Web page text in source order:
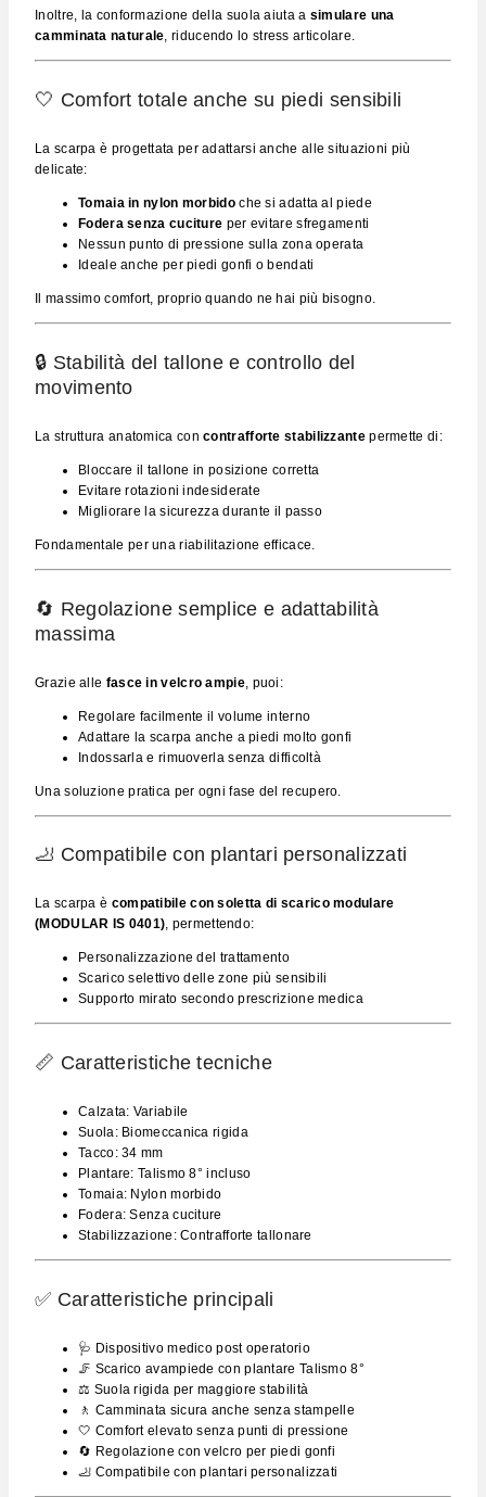
Inoltre, la conformazione della suola aiuta a simulare una
camminata naturale, riducendo lo stress articolare.
🤍 Comfort totale anche su piedi sensibili
La scarpa è progettata per adattarsi anche alle situazioni più
delicate:
Tomaia in nylon morbidoche si adatta al piede
Fodera senza cuciture per evitare sfregamenti
Nessun punto di pressione sulla zona operata
Ideale anche per piedi gonfi o bendati
Il massimo comfort, proprio quando ne hai più bisogno.
🔒 Stabilità del tallone e controllo del
movimento
La struttura anatomica concontrafforte stabilizzantepermette di:
Bloccare il tallone in posizione corretta
Evitare rotazioni indesiderate
Migliorare la sicurezza durante il passo
Fondamentale per una riabilitazione efficace.
🔄 Regolazione semplice e adattabilità
massima
Grazie alle fasce in velcro ampie, puoi:
Regolare facilmente il volume interno
Adattare la scarpa anche a piedi molto gonfi
Indossarla e rimuoverla senza difficoltà
Una soluzione pratica per ogni fase del recupero.
🦶 Compatibile con plantari personalizzati
La scarpa è compatibile con soletta di scarico modulare
(MODULAR IS 0401), permettendo:
Personalizzazione del trattamento
Scarico selettivo delle zone più sensibili
Supporto mirato secondo prescrizione medica
📏 Caratteristiche tecniche
Calzata: Variabile
Suola: Biomeccanica rigida
Tacco: 34 mm
Plantare: Talismo 8° incluso
Tomaia: Nylon morbido
Fodera: Senza cuciture
Stabilizzazione: Contrafforte tallonare
✅ Caratteristiche principali
🩺 Dispositivo medico post operatorio
🦵 Scarico avampiede con plantare Talismo 8°
⚖️ Suola rigida per maggiore stabilità
🚶 Camminata sicura anche senza stampelle
🤍 Comfort elevato senza punti di pressione
🔄 Regolazione con velcro per piedi gonfi
🦶 Compatibile con plantari personalizzati